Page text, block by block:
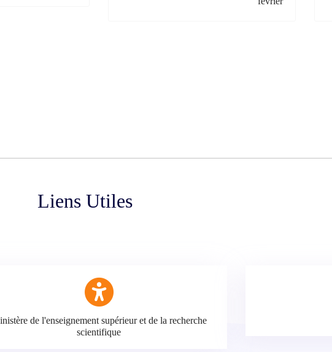
Liens Utiles
de l'enseignement supérieur et de la recherche
scientifique